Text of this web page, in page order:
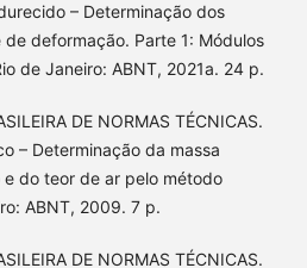
– Determinação dos
deformação. Parte 1: Módulos
de Janeiro: ABNT, 2021a. 24 p.
DE NORMAS TÉCNICAS.
– Determinação da massa
do teor de ar pelo método
ABNT, 2009. 7 p.
DE NORMAS TÉCNICAS.